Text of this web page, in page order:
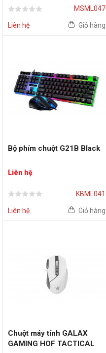
MSML047
Liên hệ Giỏ hàng
Bộ phím chuột G21B Black
Liên hệ
KBML041
Liên hệ Giỏ hàng
Chuột máy tính GALAX
GAMING HOF TACTICAL